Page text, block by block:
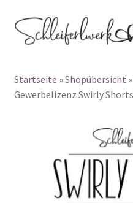
Zur
Navigation
Zum
Inhalt
👤 Mein Konto
Papierschnittmuster
Plotterdateien
Startseite »Shopübersicht »
Gewerbelizenz Swirly